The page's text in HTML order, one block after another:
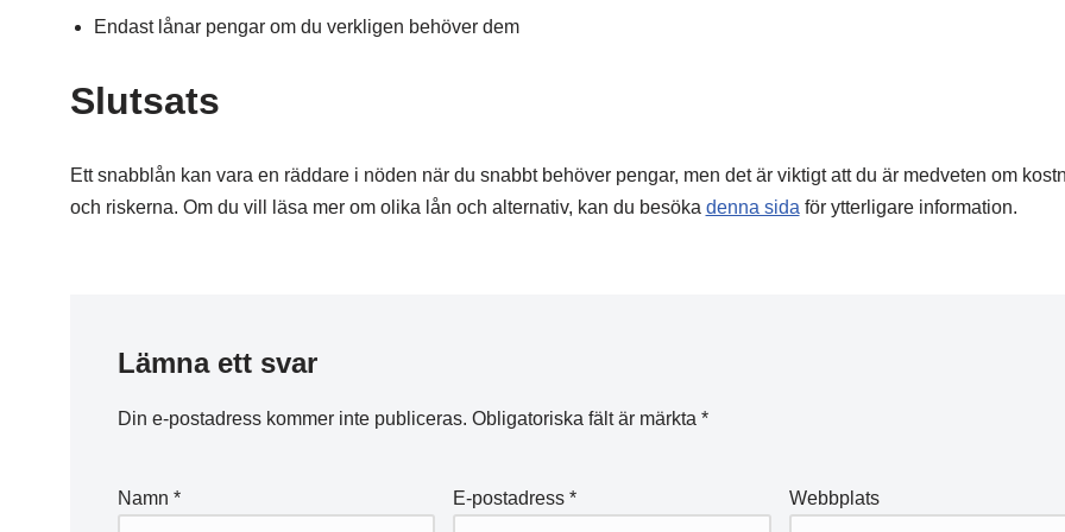
Endast lånar pengar om du verkligen behöver dem
Slutsats
Ett snabblån kan vara en räddare i nöden när du snabbt behöver pengar, men det är viktigt att du är medveten om
och riskerna. Om du vill läsa mer om olika lån och alternativ, kan du besöka denna sida för ytterligare information.
Lämna ett svar
Din e-postadress kommer inte publiceras. Obligatoriska fält är märkta *
Namn * E-postadress* Webbplats